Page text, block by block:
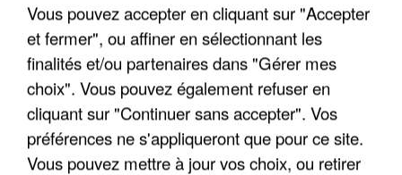
APRÈS TOUTES CES CANICULES, LES REFUGES
DE FAUNE SAUVAGE SONT...
Vous pouvez accepter en cliquant sur "Accepter
et fermer", ou affiner en sélectionnant les
finalités et/ou partenaires dans "Gérer mes
choix". Vous pouvez également refuser en
cliquant sur "Continuer sans accepter". Vos
préférences ne s'appliqueront que pour ce site.
Vous pouvez mettre à jour vos choix, ou retirer